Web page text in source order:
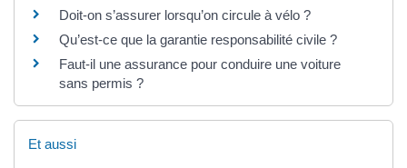
Doit-on s’assurer lorsqu’on circule à vélo ?
Qu’est-ce que la garantie responsabilité civile ?
Faut-il une assurance pour conduire une voiture
sans permis ?
Et aussi